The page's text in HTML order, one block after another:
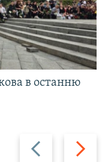
Назад Вперед
в останню